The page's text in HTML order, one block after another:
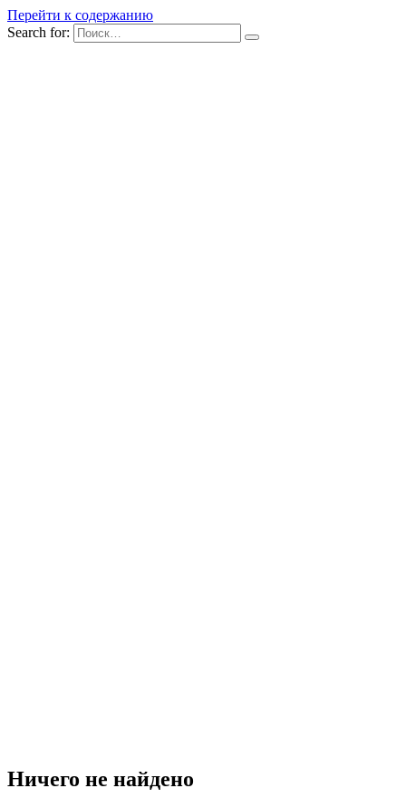
Перейти к содержанию
Search for:
Ничего не найдено